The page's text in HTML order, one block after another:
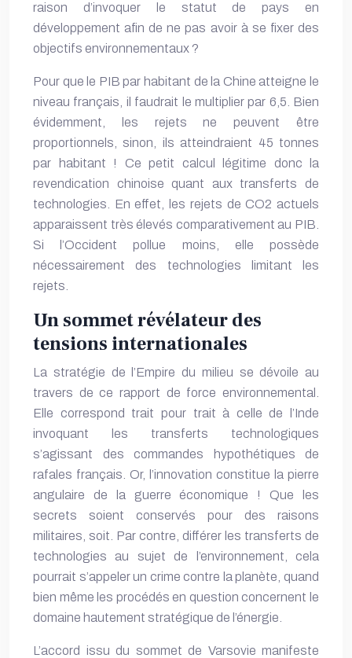
raison d’invoquer le statut de pays en
développement afin de ne pas avoir à se fixer des
objectifs environnementaux ?
Pour que le PIB par habitant de la Chine atteigne le
niveau français, il faudrait le multiplier par 6,5. Bien
évidemment, les rejets ne peuvent être
proportionnels, sinon, ils atteindraient 45 tonnes
par habitant ! Ce petit calcul légitime donc la
revendication chinoise quant aux transferts de
technologies. En effet, les rejets de CO2 actuels
apparaissent très élevés comparativement au PIB.
Si l’Occident pollue moins, elle possède
nécessairement des technologies limitant les
rejets.
Un sommet révélateur des
tensions internationales
La stratégie de l’Empire du milieu se dévoile au
travers de ce rapport de force environnemental.
Elle correspond trait pour trait à celle de l’Inde
invoquant les transferts technologiques
s’agissant des commandes hypothétiques de
rafales français. Or, l’innovation constitue la pierre
angulaire de la guerre économique ! Que les
secrets soient conservés pour des raisons
militaires, soit. Par contre, différer les transferts de
technologies au sujet de l’environnement, cela
pourrait s’appeler un crime contre la planète, quand
bien même les procédés en question concernent le
domaine hautement stratégique de l’énergie.
L’accord issu du sommet de Varsovie manifeste